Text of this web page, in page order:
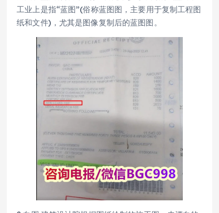
工业上是指“蓝图”(俗称蓝图图，主要用于复制工程图
纸和文件)，尤其是图像复制后的蓝图图。